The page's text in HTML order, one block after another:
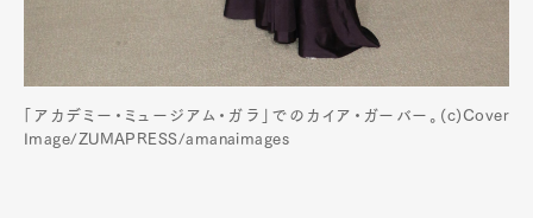
「アカデミー・ミュージアム・ガラ」でのカイア・ガーバー。(c)Cover
Image/ZUMAPRESS/amanaimages